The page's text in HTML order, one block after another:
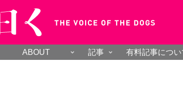
ABOUT 記事 有料記事につい